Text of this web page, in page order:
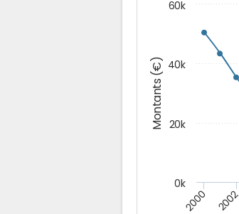
Montants (€)
2000 2002
0k
20k
40k
60k